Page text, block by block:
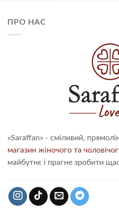
ПРО НАС
«Saraffan» - сміливий,
магазин жіночого та
майбутнє і прагне зробити